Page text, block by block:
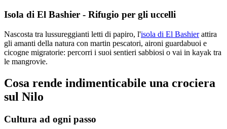
Isola di El Bashier - Rifugio per gli uccelli
Nascosta tra lussureggianti letti di papiro, l'isola di El Bashierattira
gli amanti della natura con martin pescatori, aironi guardabuoi e
cicogne migratorie: percorri i suoi sentieri sabbiosi o vai in kayak tra
le mangrovie.
Cosa rende indimenticabile una crociera
sul Nilo
Cultura ad ogni passo